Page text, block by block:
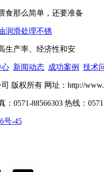
食那么简单，还要准备
润滑处理不锈
生产率、经济性和安
心 新闻动态 成功案例 技术
版权所有 网址：http://
：0571-88566303 热线：
号-45